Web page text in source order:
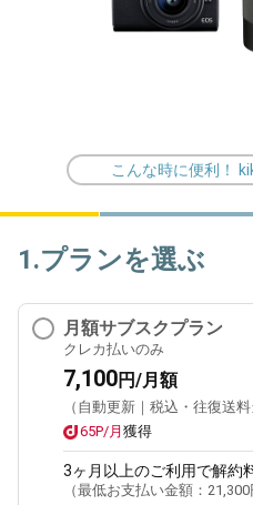
こんな時に便利！
1.プランを選ぶ
月額サブスクプラン
クレカ払いのみ
7,100円/月額
（自動更新｜税込・往復送料
65P/月 獲得
3ヶ月 以上のご利用で解約
（最低お支払い金額： 21,300